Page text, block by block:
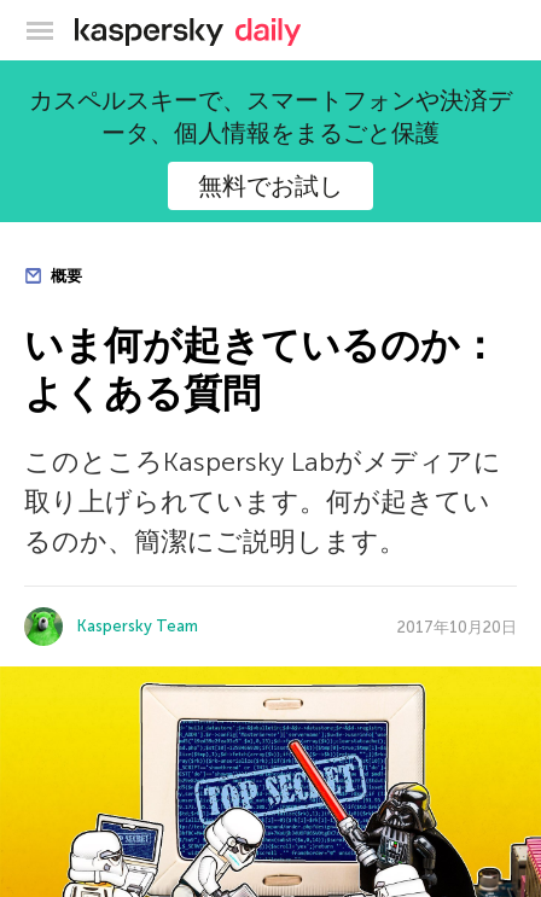
カスペルスキー公式ブログ
カスペルスキーで、スマートフォンや決済デ
ータ、個人情報をまるごと保護
無料でお試し
概要
いま何が起きているのか：
よくある質問
このところKaspersky Labがメディアに
取り上げられています。何が起きてい
るのか、簡潔にご説明します。
Kaspersky Team 2017年10月20日